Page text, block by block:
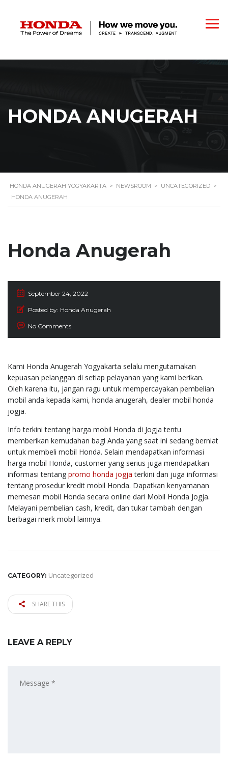
HONDA ANUGERAH
HONDA ANUGERAH YOGYAKARTA > NEWSROOM > UNCATEGORIZED >
HONDA ANUGERAH
Honda Anugerah
September 24, 2022
Posted by: Honda Anugerah
No Comments
Kami Honda Anugerah Yogyakarta selalu mengutamakan
kepuasan pelanggan di setiap pelayanan yang kami berikan.
Oleh karena itu, jangan ragu untuk mempercayakan pembelian
mobil anda kepada kami, honda anugerah, dealer mobil honda
jogja.
Info terkini tentang harga mobil Honda di Jogja tentu
memberikan kemudahan bagi Anda yang saat ini sedang berniat
untuk membeli mobil Honda. Selain mendapatkan informasi
harga mobil Honda, customer yang serius juga mendapatkan
informasi tentang promo honda jogja terkini dan juga informasi
tentang prosedur kredit mobil Honda. Dapatkan kenyamanan
memesan mobil Honda secara online dari Mobil Honda Jogja.
Melayani pembelian cash, kredit, dan tukar tambah dengan
berbagai merk mobil lainnya.
CATEGORY: Uncategorized
SHARE THIS
LEAVE A REPLY